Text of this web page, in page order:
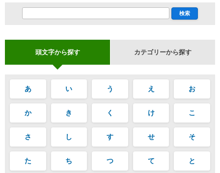
頭文字から探す カテゴリーから探す
あ い う え お
か き く け こ
さ し す せ そ
た ち つ て と